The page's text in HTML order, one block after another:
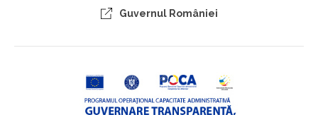
Guvernul României